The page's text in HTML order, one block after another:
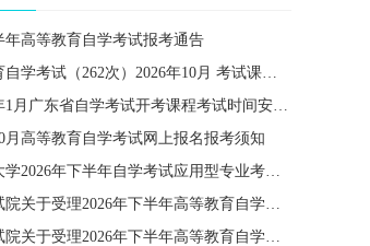
年高等教育自学考试报考通告
四川省高等教育自学考试（262次）2026年10月 考试课程简表
关于公布2027年1月广东省自学考试开考课程考试时间安排和使用教材的通知
月高等教育自学考试网上报名报考须知
关于西南财经大学2026年下半年自学考试应用型专业考籍更改办理的通知
四川省教育考试院关于受理2026年下半年高等教育自学考试省际转考申请的通告
四川省教育考试院关于受理2026年下半年高等教育自学考试考籍更改申请的通告